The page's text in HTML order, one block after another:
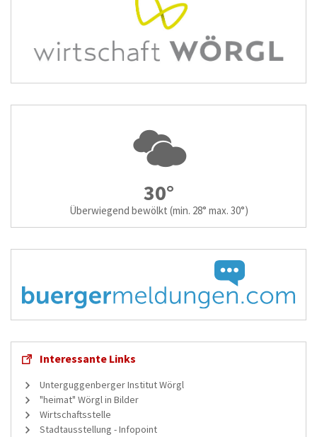
30°
Überwiegend bewölkt (min. 28° max. 30°)
Interessante Links
Unterguggenberger Institut Wörgl
"heimat" Wörgl in Bilder
Wirtschaftsstelle
Stadtausstellung - Infopoint